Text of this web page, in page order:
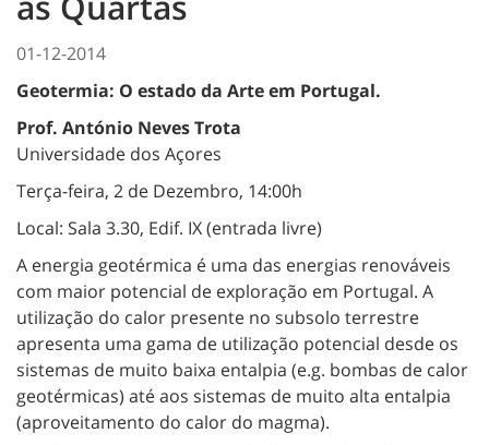
01-12-2014
Geotermia: O estado da Arte em Portugal.
Prof. António Neves Trota
Universidade dos Açores
Terça-feira, 2 de Dezembro, 14:00h
Local: Sala 3.30, Edif. IX (entrada livre)
A energia geotérmica é uma das energias renováveis
com maior potencial de exploração em Portugal. A
utilização do calor presente no subsolo terrestre
apresenta uma gama de utilização potencial desde os
sistemas de muito baixa entalpia (e.g. bombas de calor
geotérmicas) até aos sistemas de muito alta entalpia
(aproveitamento do calor do magma).